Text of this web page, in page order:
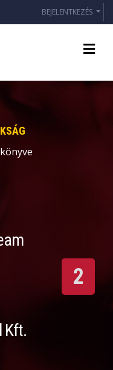
BEJELENTKEZÉS
2
Kft.